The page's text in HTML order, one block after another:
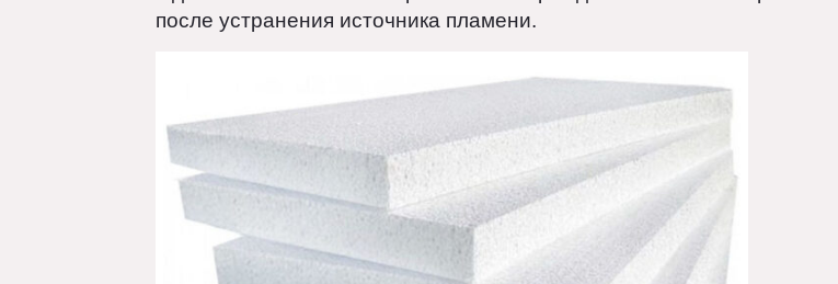
лёгкость — удобен в монтаже;
приемлемая звукоизоляция.
Пенополистирол рекомендуется применять только в системах
Однако большинство современных марок дополнительно
после устранения источника пламени.